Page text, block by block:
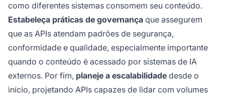
como diferentes sistemas consomem seu conteúdo.
Estabeleça práticas de governança que assegurem
que as APIs atendam padrões de segurança,
conformidade e qualidade, especialmente importante
quando o conteúdo é acessado por sistemas de IA
externos. Por fim, planeje a escalabilidade desde o
início, projetando APIs capazes de lidar com volumes